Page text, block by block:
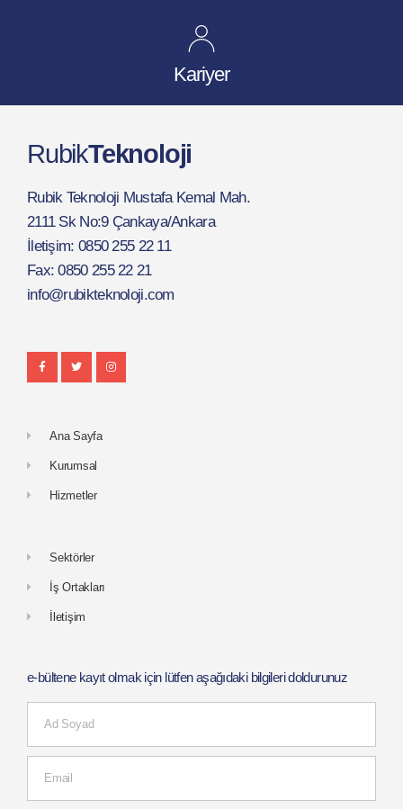
Kariyer
RubikTeknoloji
Rubik Teknoloji Mustafa Kemal Mah.
2111 Sk No:9 Çankaya/Ankara
İletişim: 0850 255 22 11
Fax: 0850 255 22 21
info@rubikteknoloji.com
Ana Sayfa
Kurumsal
Hizmetler
Sektörler
İş Ortakları
İletişim
e-bültene kayıt olmak için lütfen aşağıdaki bilgileri doldurunuz